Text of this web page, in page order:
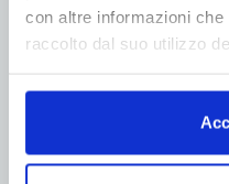
con altre informazioni
raccolto dal suo utilizzo